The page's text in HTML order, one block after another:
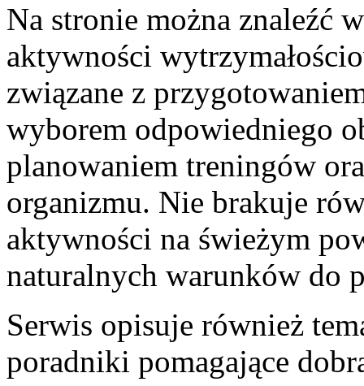
Na stronie można znaleźć
aktywności
związane z
wyborem odpowiedniego
planowaniem treningów
organizmu. Nie brakuje
aktywności na świeżym
naturalnych warunków do
Serwis opisuje również
poradniki pomagające